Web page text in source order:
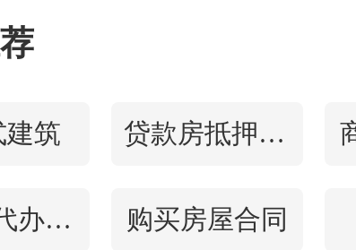
住宅，配套也在同步升
宅地块，规划还调整了
建筑 贷款房抵押贷款
公积金代办提取 购买房屋合同